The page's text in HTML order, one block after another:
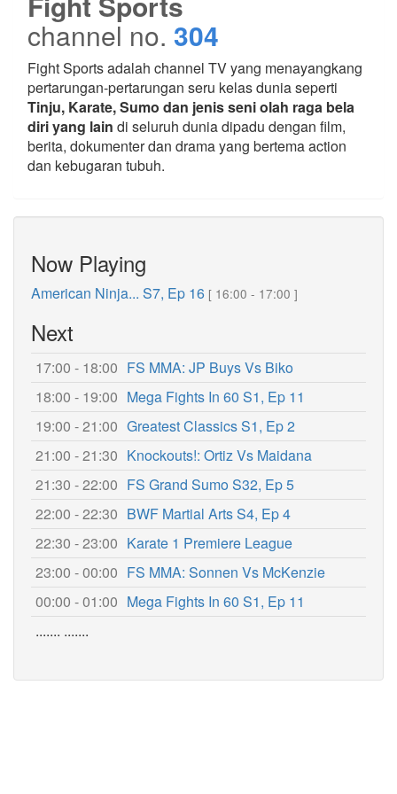
channel no. 304
Fight Sports adalah channel TV yang menayangkang
pertarungan-pertarungan seru kelas dunia seperti
Tinju, Karate, Sumo dan jenis seni olah raga bela
diri yang lain di seluruh dunia dipadu dengan film,
berita, dokumenter dan drama yang bertema action
dan kebugaran tubuh.
Now Playing
American Ninja... S7, Ep 16 [ 16:00 - 17:00 ]
Next
17:00 - 18:00 FS MMA: JP Buys Vs Biko
18:00 - 19:00 Mega Fights In 60 S1, Ep 11
19:00 - 21:00 Greatest Classics S1, Ep 2
21:00 - 21:30 Knockouts!: Ortiz Vs Maidana
21:30 - 22:00 FS Grand Sumo S32, Ep 5
22:00 - 22:30 BWF Martial Arts S4, Ep 4
22:30 - 23:00 Karate 1 Premiere League
23:00 - 00:00 FS MMA: Sonnen Vs McKenzie
00:00 - 01:00 Mega Fights In 60 S1, Ep 11
....... .......